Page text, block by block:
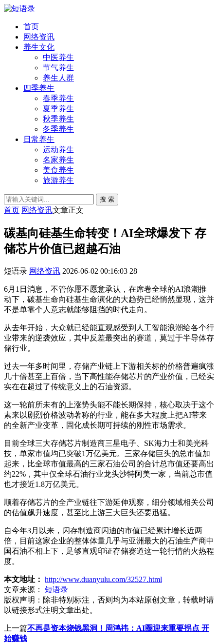
首页
网络资讯
养生文化
中医养生
节气养生
养生人群
四季养生
春季养生
夏季养生
秋季养生
冬季养生
日常养生
运动养生
名家养生
美食养生
旅游养生
搜 索
首页 网络资讯文章正文
碳基向硅基生命转变！AI全球爆发下 存
储芯片价值已超越石油
短语录 网络资讯 2026-06-02 00:16:03 28
6月1日消息，不管你愿不愿意承认，在席卷全球的AI浪潮推
动下，碳基生命向硅基生命演化的大趋势已经悄然显现，这并
不是单靠个人意志就能够阻挡的时代走向。
从去年开始，大众就已经能直观感受到人工智能浪潮给各个行
业带来的逆袭效应，其中反差最突出的赛道，莫过于半导体存
储行业。
过去一年多时间里，存储产业链上下游相关标的价格普遍疯涨
几十倍甚至上百倍，当下高性能存储芯片的产业价值，已经实
实在在超过了传统意义上的石油资源。
这一轮前所未有的上涨势头能不能长期保持，核心取决于这个
素来以剧烈价格波动著称的行业，能在多大程度上把AI带来
的全新产业变革，固化成长期可持续的刚性市场需求。
目前全球三大存储芯片制造商三星电子、SK海力士和美光科
技，单家市值均已突破1万亿美元。三家存储巨头的总市值加
起来，比全球市值最高的三家石油公司的合计总市值还要高出
约22%，其中仅全球石油行业龙头沙特阿美一家，当前总市值
也才接近1.8万亿美元。
顺着存储芯片的全产业链往下游延伸观察，细分领域相关公司
的估值飙升速度，甚至比上游三大巨头还要迅猛。
自今年3月以来，闪存制造商闪迪的市值已经累计增长近两
倍，目前这家企业的整体体量几乎与亚洲最大的石油生产商中
国石油不相上下，足够直观印证存储赛道这一轮行情的火热程
度。
本文地址： http://www.duanyulu.com/32527.html
文章来源：
短语录
版权声明： 除非特别标注，否则均为本站原创文章，转载时请
以链接形式注明文章出处。
上一篇不再是资本烧钱黑洞！周鸿祎：AI圈迎来重要拐点 开
始赚钱